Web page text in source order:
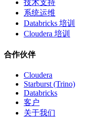
技术支持
系统运维
Databricks 培训
Cloudera 培训
合作伙伴
Cloudera
Starburst (Trino)
Databricks
客户
关于我们